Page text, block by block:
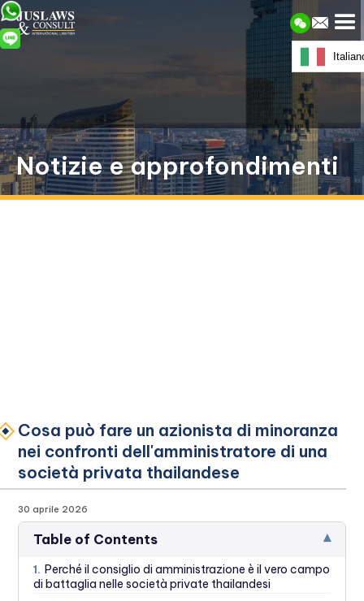
Notizie e approfondimenti
Cosa può fare un azionista di minoranza
nei confronti dell'amministratore di una
società privata thailandese
30 aprile 2026
Table of Contents ▾
1. Perché il consiglio di amministrazione è il vero campo
di battaglia nelle società private thailandesi